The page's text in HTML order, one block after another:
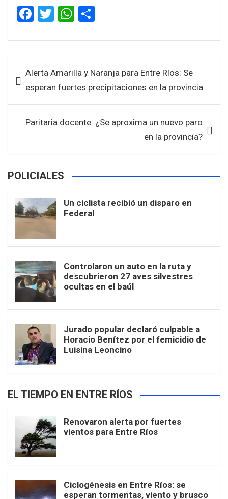
F
ce
o
o
k
T
tt
W
at
A
p
p
ar
de
entradas
Alerta Amarilla y Naranja para Entre Ríos: Se
esperan fuertes precipitaciones en la provincia
Paritaria docente: ¿Se aproxima un nuevo paro
en la provincia?
POLICIALES
Un ciclista recibió un disparo en
Federal
Controlaron un auto en la ruta y
descubrieron 27 aves silvestres
ocultas en el baúl
Jurado popular declaró culpable a
Horacio Benítez por el femicidio de
Luisina Leoncino
EL TIEMPO EN ENTRE RÍOS
Renovaron alerta por fuertes
vientos para Entre Ríos
Ciclogénesis en Entre Ríos: se
esperan tormentas, viento y brusco